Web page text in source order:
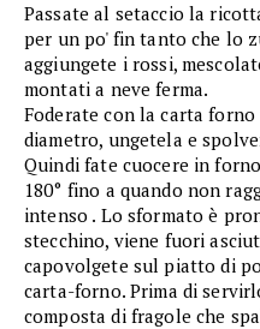
Passate al setaccio la
per un po' fin tanto che lo
aggiungete i rossi,
montati a neve ferma.
Foderate con la carta
diametro, ungetela e
Quindi fate cuocere in
180° fino a quando non
intenso . Lo sformato è
stecchino, viene fuori
capovolgete sul piatto di
carta-forno. Prima di
composta di fragole che